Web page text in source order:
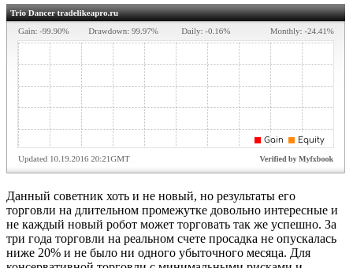
Данный советник хоть и не новый, но результаты его
торговли на длительном промежутке довольно интересные и
не каждый новый робот может торговать так же успешно. За
три года торговли на реальном счете просадка не опускалась
ниже 20% и не было ни одного убыточного месяца. Для